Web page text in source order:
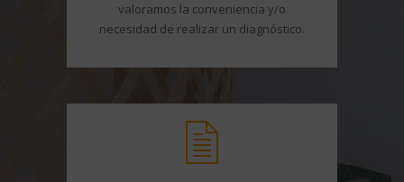
valoramos la conveniencia y/o
necesidad de realizar un diagnóstico.